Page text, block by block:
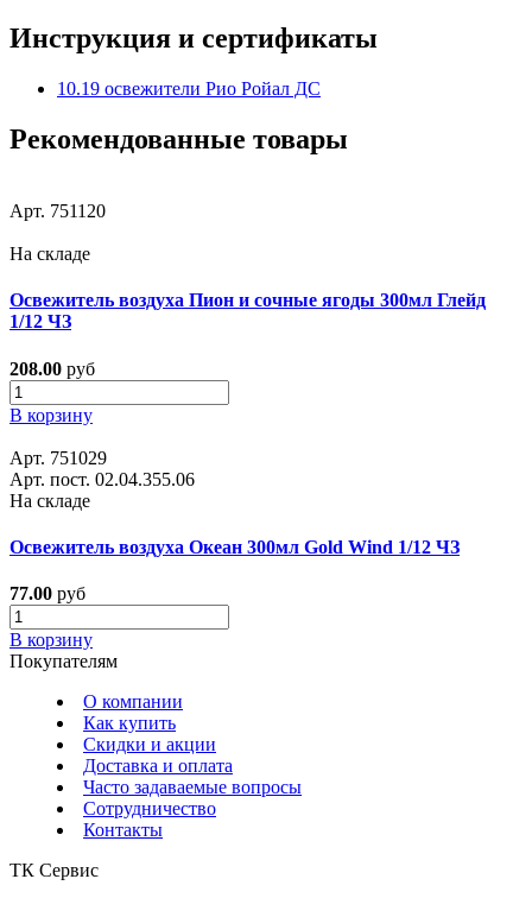
Инструкция и сертификаты
10.19 освежители Рио Ройал ДС
Рекомендованные товары
Арт. 751120
На складе
Освежитель воздуха Пион и сочные ягоды 300мл Глейд
1/12 ЧЗ
208.00 руб
В корзину
Арт. 751029
Арт. пост. 02.04.355.06
На складе
Освежитель воздуха Океан 300мл Gold Wind 1/12 ЧЗ
77.00 руб
В корзину
Покупателям
О компании
Как купить
Скидки и акции
Доставка и оплата
Часто задаваемые вопросы
Сотрудничество
Контакты
ТК Сервис